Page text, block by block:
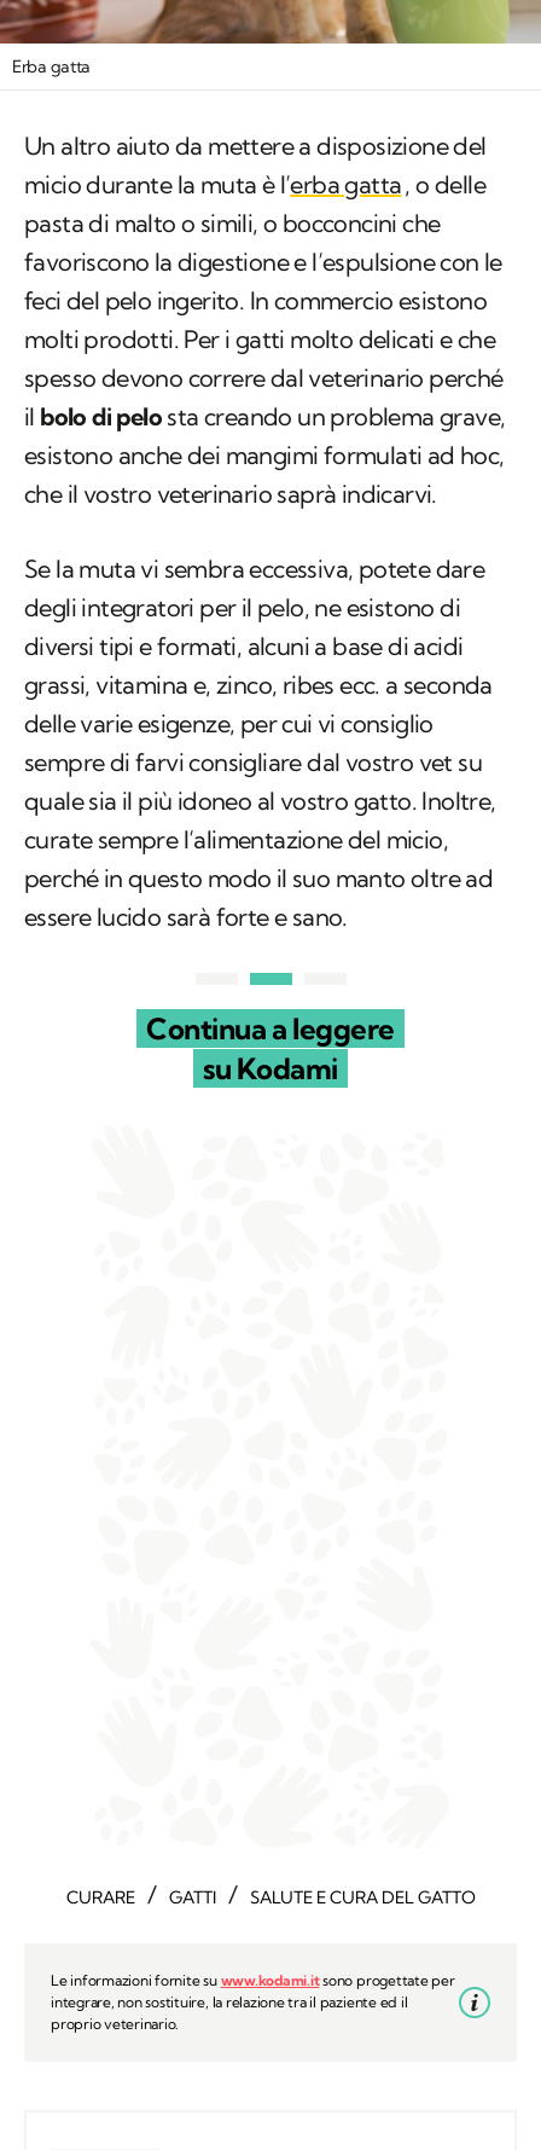
Un altro aiuto da mettere a disposizione del
micio durante la muta è l’erba gatta, o delle
favoriscono la digestione e l’espulsione con le
feci del pelo ingerito. In commercio esistono
molti prodotti. Per i gatti molto delicati e che
spesso devono correre dal veterinario perché
ilbolo di pelosta creando un problema grave,
esistono anche dei mangimi formulati ad hoc,
che il vostro veterinario saprà indicarvi.
Se la muta vi sembra eccessiva, potete dare
degli integratori per il pelo, ne esistono di
grassi, vitamina e, zinco, ribes ecc. a seconda
delle varie esigenze, per cui vi consiglio
sempre di farvi consigliare dal vostro vet su
quale sia il più idoneo al vostro gatto. Inoltre,
curate sempre l’alimentazione del micio,
perché in questo modo il suo manto oltre ad
essere lucido sarà forte e sano.
Continua a leggere
su Kodami
Le informazioni fornite su www.kodami.it
integrare, non sostituire, la relazione tra il paziente ed il